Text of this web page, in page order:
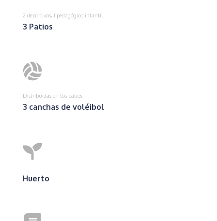
2 deportivos, 1 pedagógico infantil
3 Patios
Distribuidas en los patios
3 canchas de voléibol
Huerto